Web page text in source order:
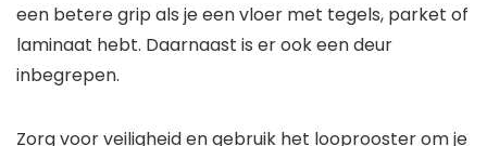
een betere grip als je een vloer met tegels, parket of
laminaat hebt. Daarnaast is er ook een deur
inbegrepen.
Zorg voor veiligheid en gebruik het looprooster om je